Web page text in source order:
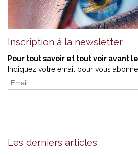
Inscription à la newsletter
Pour tout savoir et tout voir avant
Indiquez votre email pour vous
Les derniers articles